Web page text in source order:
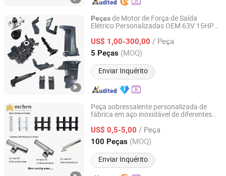
Peçasde Motor de Força de Saída
Elétrico Personalizadas OEM 63V 15HP
Barco AtacadoPeçasde Reposição
Marinhas para YAMAHA
US$ 1,00-300,00 / Peça
5 Peças (MOQ)
Enviar Inquérito
Ningbo Dofan Machinery Technology Co., Ltd.
Zhejiang, China Desde 2025
Peça sobressalente personalizada de
fábrica em aço inoxidável de diferentes
acessórios de barco, navio e iate
US$ 0,5-5,00 / Peça
100 Peças (MOQ)
Enviar Inquérito
Mchen Machine Parts Co., Ltd.
Shandong, China Desde 2020